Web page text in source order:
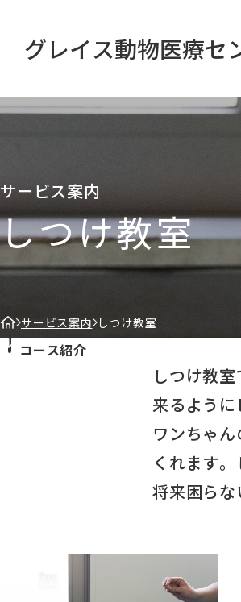
グレイス動物医療セ
サービス案内
しつけ教室
サービス案内 しつけ教室
コース紹介
しつけ教
来るように
ワンちゃ
くれます
将来困らな